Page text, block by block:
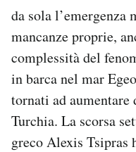
da sola l’emergenza
mancanze proprie,
complessità del
in barca nel mar
tornati ad
Turchia. La scorsa
greco Alexis Tsipras